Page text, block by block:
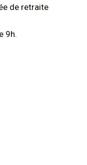
de retraite
9h.